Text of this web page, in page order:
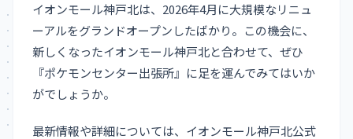
イオンモール神戸北は、2026年4月に大規模なリニュ
ーアルをグランドオープンしたばかり。この機会に、
新しくなったイオンモール神戸北と合わせて、ぜひ
『ポケモンセンター出張所』に足を運んでみてはいか
がでしょうか。
最新情報や詳細については、イオンモール神戸北公式